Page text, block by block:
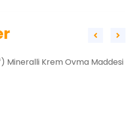
Mineralli Krem Ovma Maddesi